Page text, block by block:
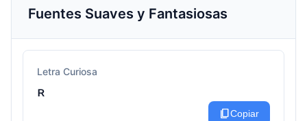
Fuentes Suaves y Fantasiosas
Letra Curiosa
ʀ
content_copyCopiar